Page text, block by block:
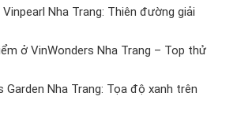
Nha Trang: Thiên đường giải
ở VinWonders Nha Trang – Top thử
Garden Nha Trang: Tọa độ xanh trên